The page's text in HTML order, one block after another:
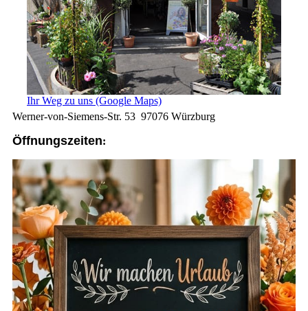
Ihr Weg zu uns (Google Maps)
Werner-von-Siemens-Str. 53 97076 Würzburg
Öffnungszeiten: